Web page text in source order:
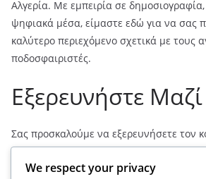
Αλγερία. Με εμπειρία σε
ψηφιακά μέσα, είμαστε εδώ για να σας
καλύτερο περιεχόμενο σχετικά με τους
ποδοσφαιριστές.
Εξερευνήστε
Σας προσκαλούμε να εξερευνήσετε τον
ποδοσφαίρου μαζί μας! Μη διστάσετε
μαζί μας στοhello@mikrocosmos.gr
We respect your privacy